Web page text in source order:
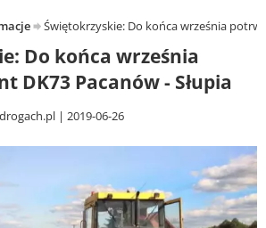
Świętokrzyskie: Do końca września
Do końca września
DK73 Pacanów - Słupia
2019-06-26